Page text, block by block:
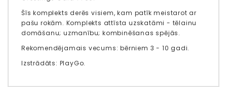
Šīs komplekts derēs visiem, kam patīk meistarot ar
pašu rokām. Komplekts attīsta uzskatāmi - tēlainu
domāšanu; uzmanību; kombinēšanas spējās.
Rekomendējamais vecums: bērniem 3 - 10 gadi.
Izstrādāts: PlayGo.